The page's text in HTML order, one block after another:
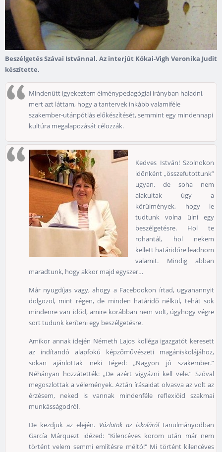
Beszélgetés Szávai Istvánnal. Az interjút Kókai-Vigh Veronika Judit
készítette.
Mindenütt igyekeztem élménypedagógiai irányban haladni,
mert azt láttam, hogy a tantervek inkább valamiféle
szakember-utánpótlás előkészítését, semmint egy mindennapi
kultúra megalapozását célozzák.
Kedves István! Szolnokon
időnként „összefutottunk”
ugyan, de soha nem
alakultak úgy a
körülmények, hogy le
tudtunk volna ülni egy
beszélgetésre. Hol te
rohantál, hol nekem
kellett határidőre leadnom
valamit. Mindig abban
maradtunk, hogy akkor majd egyszer…
Már nyugdíjas vagy, ahogy a Facebookon írtad, ugyanannyit
dolgozol, mint régen, de minden határidő nélkül, tehát sok
mindenre van időd, amire korábban nem volt, úgyhogy végre
sort tudunk keríteni egy beszélgetésre.
Amikor annak idején Németh Lajos kolléga igazgatót keresett
az indítandó alapfokú képzőművészeti magániskolájához,
sokan ajánlottak neki téged: „Nagyon jó szakember.”
Néhányan hozzátették: „De azért vigyázni kell vele.” Szóval
megoszlottak a vélemények. Aztán írásaidat olvasva az volt az
érzésem, neked is vannak mindenféle reflexióid szakmai
munkásságodról.
De kezdjük az elején. Vázlatok az iskoláróltanulmányodban
García Márquezt idézed: "Kilencéves korom után már nem
történt velem semmi említésre méltó!" Mi történt kilencéves